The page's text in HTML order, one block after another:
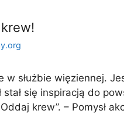
w służbie więziennej.
stał się inspiracją do
krew”. – Pomysł